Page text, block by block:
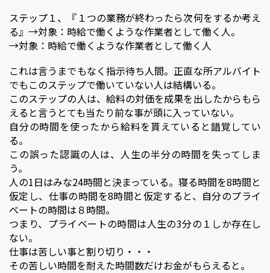
ステップ１、『１つの業務が終わったら次何をするか考え
る』→対象：時給で働くような作業者として働く人。
→対象：時給で働くような作業者として働く人
これは言うまでもなく指示待ち人間。正直な所アルバイト
でもこのステップで働いていない人は結構いる。
このステップの人は、給料の対価を成果を出したからもら
えると言うとても当たり前な事が頭に入っていない。
自分の時間を使ったから給料を貰えていると錯覚してい
る。
この誤った認識の人は、人生の半分の時間を失ってしま
う。
人の1日はみな24時間と決まっている。寝る時間を8時間と
仮定し、仕事の時間を8時間と仮定すると、自分のプライ
ベートの時間は８時間。
つまり、プライベートの時間は人生の3分の１しか存在し
ない。
仕事は苦しい事と割り切り・・・
その苦しい時間を耐えた時間数だけお金がもらえると。